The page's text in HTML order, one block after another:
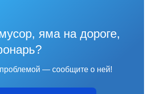
яма на дороге,
— сообщите о ней!